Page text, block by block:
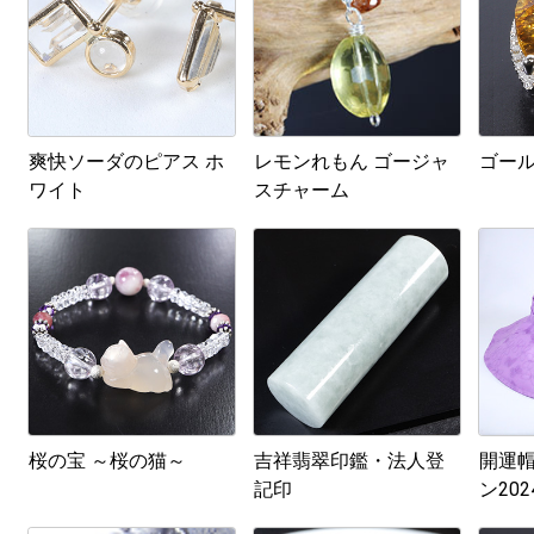
爽快ソーダのピアス ホ
ワイト
レモンれもん ゴージャ
スチャーム
ゴー
桜の宝 ～桜の猫～
吉祥翡翠印鑑・法人登
記印
開運
ン